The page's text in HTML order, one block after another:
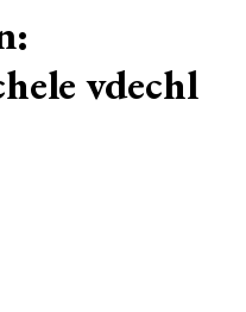
vdechl